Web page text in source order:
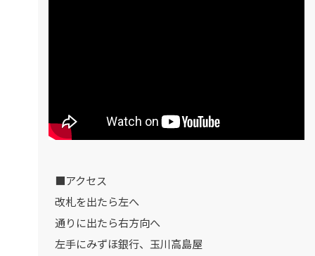
■アクセス
改札を出たら左へ
通りに出たら右方向へ
左手にみずほ銀行、玉川高島屋